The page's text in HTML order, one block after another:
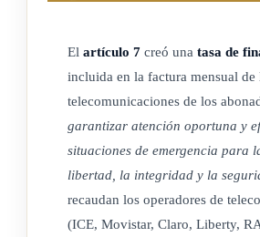
ejecutar su
asignación presupuestaria, según sus
servicio y
regulan dicho ejercicio.
(Así reformado por el artículo único de
El artículo 7 creó una tasa de
incluida en la factura mensual de
telecomunicaciones de los
garantizar atención oportuna y
situaciones de emergencia para
libertad, la integridad y la
recaudan los operadores de
(ICE, Movistar, Claro, Liberty,